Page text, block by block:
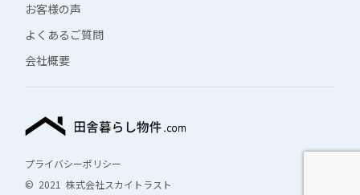
お客様の声
よくあるご質問
会社概要
© 2021 株式会社スカイトラスト
プライバシーポリシー